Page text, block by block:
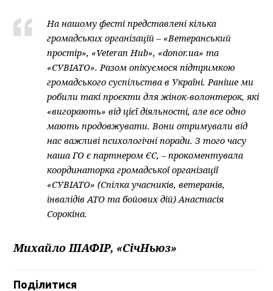
На нашому фесті представлені кілька
громадських організацій – «Ветеранський
простір», «Veteran Hub», «donor.ua» та
«СУВІАТО». Разом опікуємося підтримкою
громадського суспільства в Україні. Раніше ми
робили такі проєкти для жінок-волонтерок, які
«вигорають» від цієї діяльності, але все одно
мають продовжувати. Вони отримували від
нас важливі психологічні поради. З того часу
наша ГО є партнером ЄС, – прокоментувала
координаторка громадської організації
«СУВІАТО» (Спілка учасників, ветеранів,
інвалідів АТО та бойових дій) Анастасія
Сорокіна.
Михайло ШАФІР, «СічНьюз»
Поділитися